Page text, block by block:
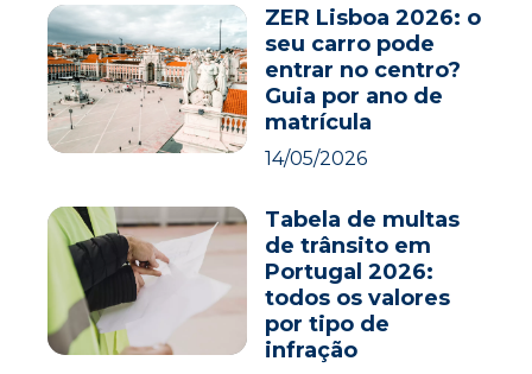
ZER Lisboa 2026: o
seu carro pode
entrar no centro?
Guia por ano de
matrícula
14/05/2026
Tabela de multas
de trânsito em
Portugal 2026:
todos os valores
por tipo de
infração